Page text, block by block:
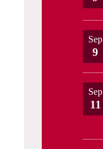
Sep
9
Sep
11